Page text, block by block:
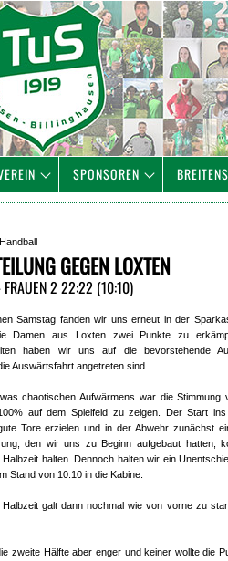
SPONSOREN
GEGEN LOXTEN
FRAUEN 2 22:22 (10:10)
Samstag fanden wir uns erneut in der
Damen aus Loxten zwei Punkte zu
haben wir uns auf die bevorstehende
Auswärtsfahrt angetreten sind.
chaotischen Aufwärmens war die Stimmung
auf dem Spielfeld zu zeigen. Der Start
Tore erzielen und in der Abwehr zunächst
den wir uns zu Beginn aufgebaut hatten,
halten. Dennoch halten wir ein
Stand von 10:10 in die Kabine.
galt dann nochmal wie von vorne zu
zweite Hälfte aber enger und keiner wollte die